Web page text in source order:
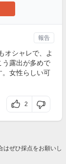
オシャレで、よ
う露出が多めで
。女性らしい可
2
報告
はぜひ採点をお願いし